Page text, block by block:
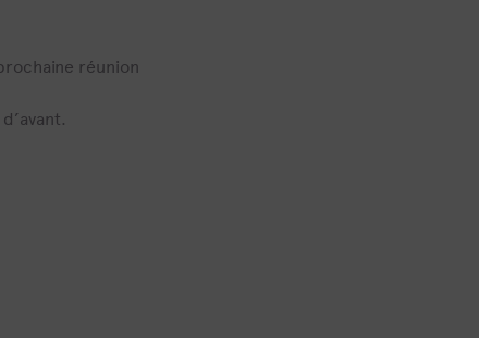
réunion